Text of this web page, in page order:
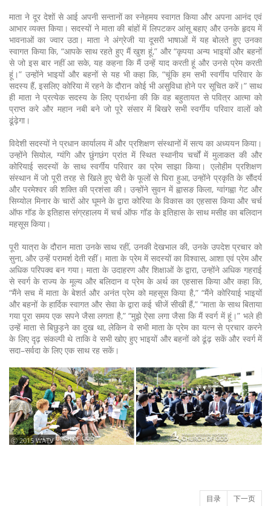
माता ने दूर देशों से आई अपनी सन्तानों का स्नेहमय स्वागत किया और अपना आनंद एवं
आभार व्यक्त किया। सदस्यों ने माता की बांहों में लिपटकर आंसू बहाए और उनके हृदय में
भावनाओं का ज्वार उठा। माता ने अंग्रेजी या दूसरी भाषाओं में यह बोलते हुए उनका
स्वागत किया कि, “आपके साथ रहते हुए मैं खुश हूं,” और “कृपया अन्य भाइयों और बहनों
से जो इस बार नहीं आ सके, यह कहना कि मैं उन्हें याद करती हूं और उनसे प्रेम करती
हूं।” उन्होंने भाइयों और बहनों से यह भी कहा कि, “चूंकि हम सभी स्वर्गीय परिवार के
सदस्य हैं, इसलिए कोरिया में रहने के दौरान कोई भी असुविधा होने पर सूचित करें।” साथ
ही माता ने प्रत्येक सदस्य के लिए प्रार्थना की कि वह बहुतायत से पवित्र आत्मा को
प्राप्त करे और महान नबी बने जो पूरे संसार में बिखरे सभी स्वर्गीय परिवार वालों को
ढूंढ़ेगा।
विदेशी सदस्यों ने प्रधान कार्यालय में और प्रशिक्षण संस्थानों में सत्य का अध्ययन किया।
उन्होंने सियोल, ग्यंगि और छुंगछंग प्रांत में स्थित स्थानीय चर्चों में मुलाकत की और
कोरियाई सदस्यों के साथ स्वर्गीय परिवार का प्रेम साझा किया। एलोहीम प्रशिक्षण
संस्थान में जो पूरी तरह से खिले हुए चेरी के फूलों से घिरा हुआ, उन्होंने प्रकृति के सौंदर्य
और परमेश्वर की शक्ति की प्रशंसा की। उन्होंने सुवन में ह्वासङ किला, ग्वांगह्वा गेट और
सिय्योल मिनार के चारों ओर घूमने के द्वारा कोरिया के विकास का एहसास किया और चर्च
ऑफ गॉड के इतिहास संग्रहालय में चर्च ऑफ गॉड के इतिहास के साथ मसीह का बलिदान
महसूस किया।
पूरी यात्रा के दौरान माता उनके साथ रहीं, उनकी देखभाल की, उनके उपदेश प्रचार को
सुना, और उन्हें परामर्श देती रहीं। माता के प्रेम में सदस्यों का विश्वास, आशा एवं प्रेम और
अधिक परिपक्व बन गया। माता के उदाहरण और शिक्षाओं के द्वारा, उन्होंने अधिक गहराई
से स्वर्ग के राज्य के मूल्य और बलिदान व प्रेम के अर्थ का एहसास किया और कहा कि,
“मैंने सच में माता के बेशर्त और अनंत प्रेम को महसूस किया है,” “मैंने कोरियाई भाइयों
और बहनों के हार्दिक स्वागत और सेवा के द्वारा कई चीजें सीखी हैं,” “माता के साथ बिताया
गया पूरा समय एक सपने जैसा लगता है,” “मुझे ऐसा लगा जैसा कि मैं स्वर्ग में हूं।” भले ही
उन्हें माता से बिछुड़ने का दुख था, लेकिन वे सभी माता के प्रेम का यत्न से प्रचार करने
के लिए दृढ़ संकल्पी थे ताकि वे सभी खोए हुए भाइयों और बहनों को ढूंढ़ सकें और स्वर्ग में
सदा–सर्वदा के लिए एक साथ रह सकें।
ⓒ 2015 WATV
目录 下一页